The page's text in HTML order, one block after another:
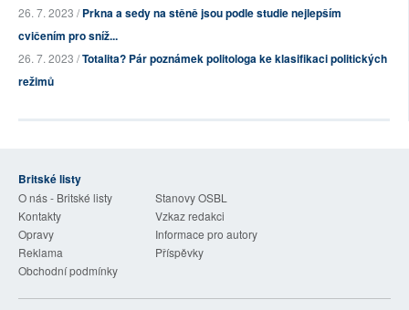
26. 7. 2023 /Prkna a sedy na stěně jsou podle studie nejlepším
cvičením pro sníž...
26. 7. 2023 /Totalita? Pár poznámek politologa ke klasifikaci politických
režimů
Britské listy
O nás - Britské listy
Stanovy OSBL
Kontakty
Vzkaz redakci
Opravy
Informace pro autory
Reklama
Příspěvky
Obchodní podmínky